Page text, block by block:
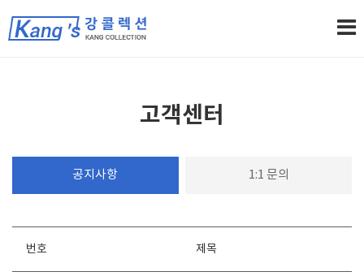
고객센터
공지사항 1:1 문의
번호 제목